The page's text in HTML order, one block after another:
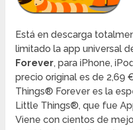
Está en descarga
limitado la app universal
Forever, para iPhone,
precio original es de 2,69
Things® Forever es la
Little Things®, que fue
Viene con cientos de